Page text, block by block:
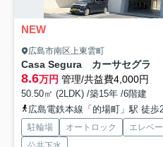
NEW
広島市南区上東雲町
Casa Segura カーサセグラ
8.6万円 管理/共益費4,000円
50.50㎡ (2LDK) /築15年 /6階建
広島電鉄本線「的場町」駅 徒歩
駐輪場 オートロック エレベ